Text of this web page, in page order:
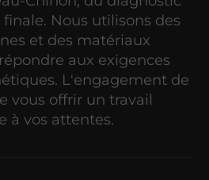
Nous utilisons des
et des matériaux
aux exigences
L'engagement de
vous offrir un travail
à vos attentes.